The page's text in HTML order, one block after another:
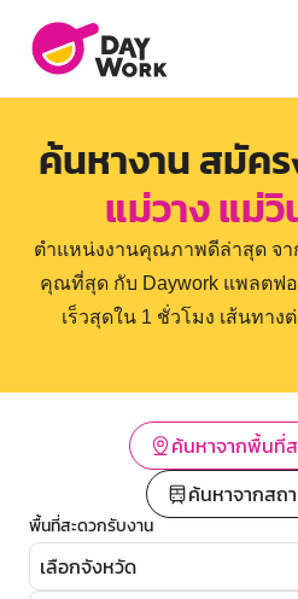
ค้นหางาน สมัค
แม่วาง แม่วิ
ตำแหน่งงานคุณภาพดีล่าสุด จ
คุณที่สุด กับ Daywork แพลตฟ
เร็วสุดใน 1 ชั่วโมง เส้นทา
ค้นหาจากพื้นที่
ค้นหาจากสถ
พื้นที่สะดวกรับงาน
เลือกจังหวัด